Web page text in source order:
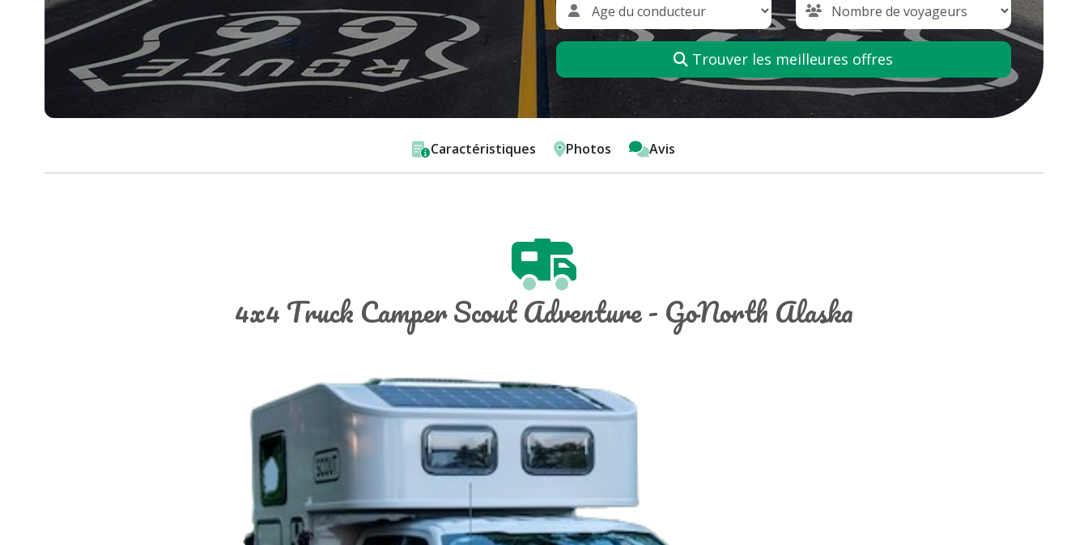
Trouver les meilleures offres
Caractéristiques Photos Avis
4x4 Truck Camper Scout Adventure - GoNorth Alaska